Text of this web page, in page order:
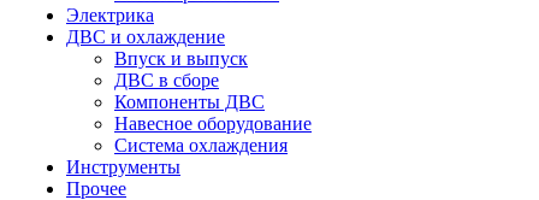
Электрика
ДВС и охлаждение
Впуск и выпуск
ДВС в сборе
Компоненты ДВС
Навесное оборудование
Система охлаждения
Инструменты
Прочее